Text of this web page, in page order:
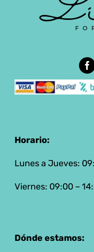
Horario:
Lunes a Jueves:
Viernes: 09:00 –
Dónde estamos: